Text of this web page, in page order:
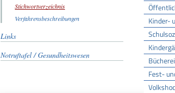
Kinder-
Bücherei
Fest-
Stichwortverzeichnis
Verfahrensbeschreibungen
Links
Notruftafel / Gesundheitswesen